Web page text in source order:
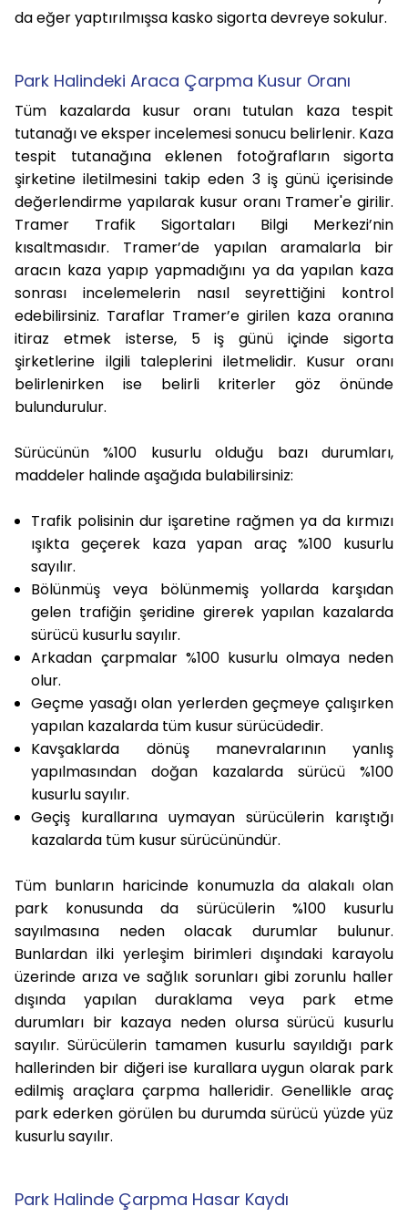
da eğer yaptırılmışsa kasko sigorta devreye sokulur.
Park Halindeki Araca Çarpma Kusur Oranı​
Tüm kazalarda kusur oranı tutulan kaza tespit
tutanağı ve eksper incelemesi sonucu belirlenir. Kaza
tespit tutanağına eklenen fotoğrafların sigorta
şirketine iletilmesini takip eden 3 iş günü içerisinde
değerlendirme yapılarak kusur oranı Tramer'e girilir.
Tramer Trafik Sigortaları Bilgi Merkezi’nin
kısaltmasıdır. Tramer’de yapılan aramalarla bir
aracın kaza yapıp yapmadığını ya da yapılan kaza
sonrası incelemelerin nasıl seyrettiğini kontrol
edebilirsiniz. Taraflar Tramer’e girilen kaza oranına
itiraz etmek isterse, 5 iş günü içinde sigorta
şirketlerine ilgili taleplerini iletmelidir. Kusur oranı
belirlenirken ise belirli kriterler göz önünde
bulundurulur.
Sürücünün %100 kusurlu olduğu bazı durumları,
maddeler halinde aşağıda bulabilirsiniz:
Trafik polisinin dur işaretine rağmen ya da kırmızı
ışıkta geçerek kaza yapan araç %100 kusurlu
sayılır.
Bölünmüş veya bölünmemiş yollarda karşıdan
gelen trafiğin şeridine girerek yapılan kazalarda
sürücü kusurlu sayılır.
Arkadan çarpmalar %100 kusurlu olmaya neden
olur.
Geçme yasağı olan yerlerden geçmeye çalışırken
yapılan kazalarda tüm kusur sürücüdedir.
Kavşaklarda dönüş manevralarının yanlış
yapılmasından doğan kazalarda sürücü %100
kusurlu sayılır.
Geçiş kurallarına uymayan sürücülerin karıştığı
kazalarda tüm kusur sürücünündür.
Tüm bunların haricinde konumuzla da alakalı olan
park konusunda da sürücülerin %100 kusurlu
sayılmasına neden olacak durumlar bulunur.
Bunlardan ilki yerleşim birimleri dışındaki karayolu
üzerinde arıza ve sağlık sorunları gibi zorunlu haller
dışında yapılan duraklama veya park etme
durumları bir kazaya neden olursa sürücü kusurlu
sayılır. Sürücülerin tamamen kusurlu sayıldığı park
hallerinden bir diğeri ise kurallara uygun olarak park
edilmiş araçlara çarpma halleridir. Genellikle araç
park ederken görülen bu durumda sürücü yüzde yüz
kusurlu sayılır.
Park Halinde Çarpma Hasar Kaydı​